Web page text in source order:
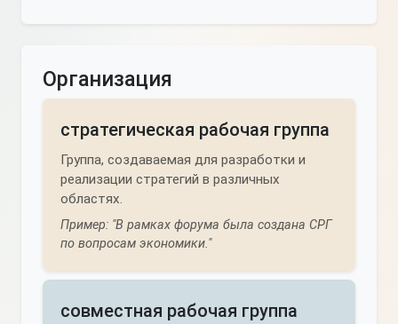
Организация
стратегическая рабочая группа
Группа, создаваемая для разработки и
реализации стратегий в различных
областях.
Пример: "В рамках форума была создана СРГ
по вопросам экономики."
совместная рабочая группа